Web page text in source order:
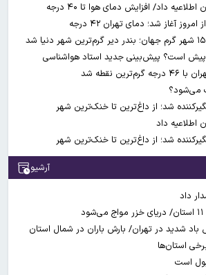
داد/ افزایش دمای هوا تا ۴۰ درجه
آغاز شد؛ دمای تهران ۴۲ درجه
پیش است؟ پیش‌بینی جدید استاد هواشناسی
نقطه شد
می‌شود؟
شد؛ از داغ‌ترین تا خنک‌ترین شهر
اطلاعیه داد
شد؛ از داغ‌ترین تا خنک‌ترین شهر
آرشیو
داد
شدید در تهران/ بارش باران در شمال استان
استان‌ها
است